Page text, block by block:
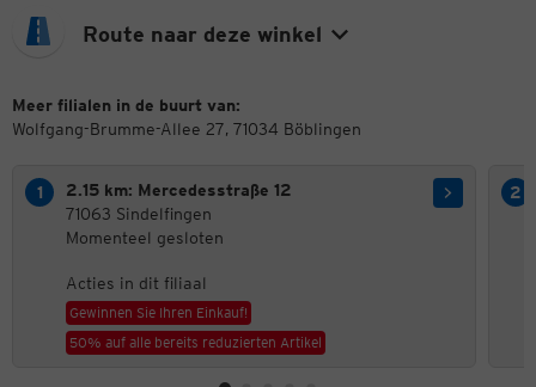
Route naar deze winkel
Meer filialen in de buurt van:
Wolfgang-Brumme-Allee 27, 71034 Böblingen
2.15 km: Mercedesstraße 12
71063 Sindelfingen
Momenteel gesloten
Acties in dit filiaal
Gewinnen Sie Ihren Einkauf!
50% auf alle bereits reduzierten Artikel